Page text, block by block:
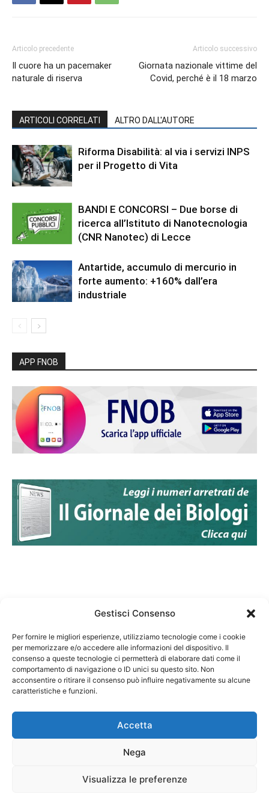
Gestisci Consenso
Per fornire le migliori esperienze, utilizziamo tecnologie come i cookie
per memorizzare e/o accedere alle informazioni del dispositivo. Il
consenso a queste tecnologie ci permetterà di elaborare dati come il
comportamento di navigazione o ID unici su questo sito. Non
acconsentire o ritirare il consenso può influire negativamente su alcune
caratteristiche e funzioni.
Accetta
Nega
Visualizza le preferenze
Articolo precedente
Il cuore ha un pacemaker
naturale di riserva
Articolo successivo
Giornata nazionale vittime del
Covid, perché è il 18 marzo
ARTICOLI CORRELATI ALTRO DALL'AUTORE
Riforma Disabilità: al via i servizi INPS
per il Progetto di Vita
BANDI E CONCORSI – Due borse di
ricerca all’Istituto di Nanotecnologia
(CNR Nanotec) di Lecce
Antartide, accumulo di mercurio in
forte aumento: +160% dall’era
industriale
APP FNOB
Federazione Nazionale Degli Ordini dei Biologi:
codice fiscale 80069130583
Responsabile sito internet www.fnob.it:
Privacy Policy Cookie Policy